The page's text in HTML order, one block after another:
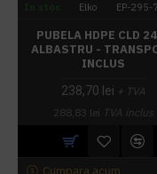
Elko EP-295-
PUBELA HDPE CLD
ALBASTRU -
INCLUS
238,70 lei + TVA
288,83 lei TVA inclus